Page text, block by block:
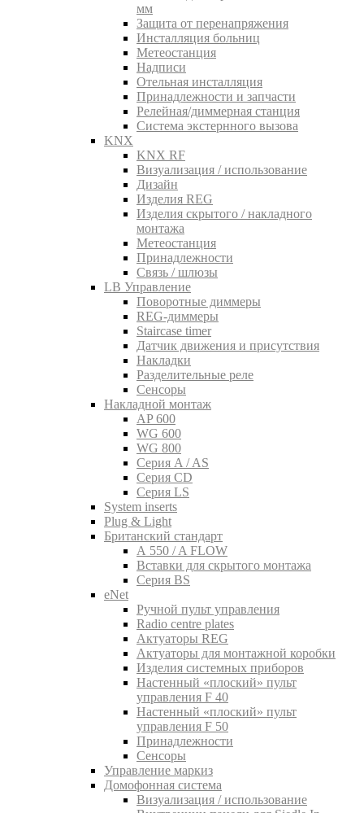
мм
Защита от перенапряжения
Инсталляция больниц
Метеостанция
Надписи
Отельная инсталляция
Принадлежности и запчасти
Релейная/диммерная станция
Система экстернного вызова
KNX
KNX RF
Визуализация / использование
Дизайн
Изделия REG
Изделия скрытого / накладного
монтажа
Метеостанция
Принадлежности
Связь / шлюзы
LB Управление
Поворотные диммеры
REG-диммеры
Staircase timer
Датчик движения и присутствия
Накладки
Разделительные реле
Сенсоры
Накладной монтаж
AP 600
WG 600
WG 800
Серия A / AS
Серия CD
Серия LS
System inserts
Plug & Light
Британский стандарт
A 550 / A FLOW
Вставки для скрытого монтажа
Серия BS
eNet
Pучной пульт управления
Radio centre plates
Актуаторы REG
Актуаторы для монтажной коробки
Изделия системных приборов
Настенный «плоский» пульт
управления F 40
Настенный «плоский» пульт
управления F 50
Принадлежности
Сенсоры
Управление маркиз
Домофонная система
Визуализация / использование